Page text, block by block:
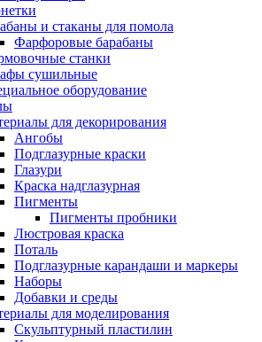
и стаканы для помола
Фарфоровые барабаны
станки
сушильные
оборудование
для декорирования
Ангобы
Подглазурные краски
Глазури
Краска надглазурная
Пигменты
Пигменты пробники
Люстровая краска
Поталь
Подглазурные карандаши и маркеры
Наборы
Добавки и среды
для моделирования
Скульптурный пластилин